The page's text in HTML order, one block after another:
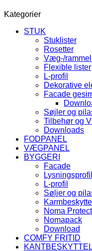
Kategorier
STUK
Stuklister
Rosetter
Væg-/
Flexible lister
L-profil
Dekorative
Facade
Søjler og
Tilbehør og
Downloads
FODPANEL
VÆGPANEL
BYGGERI
Facade
Lysningsprofil
L-profil
Søljer og
Noma Protect
Nomapack
Download
COMFY FRITID